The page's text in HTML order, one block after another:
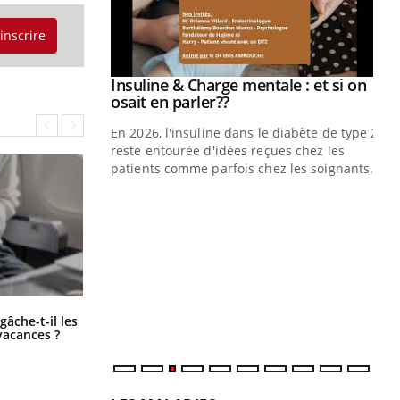
t-il les
?
mental ou
de la
ce qui la rend
Youtube
Insuline & Charge mentale : et si on
osait en parler??Youtube
En 2026, l'insuline dans le diabète de type 2
reste entourée d'idées reçues chez les
patients comme parfois chez les soignants.